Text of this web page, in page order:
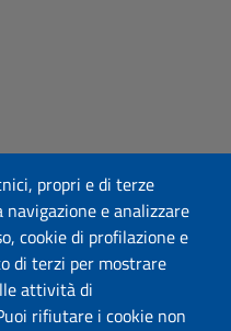
propri e di terze
e analizzare
cookie di profilazione e
di terzi per mostrare
attività di
rifiutare i cookie non